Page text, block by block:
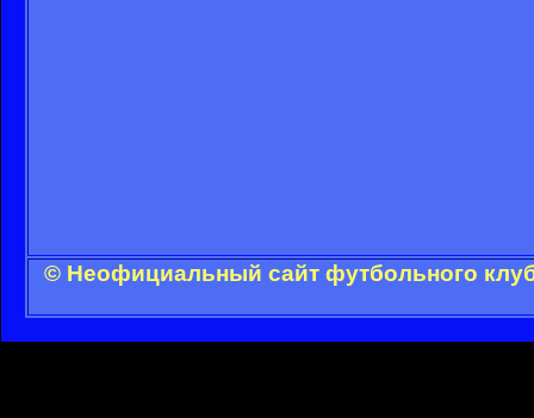
© Неофициальный сайт футбольного